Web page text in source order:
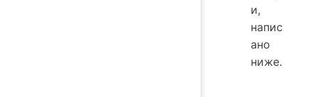
и,
напис
ано
ниже.